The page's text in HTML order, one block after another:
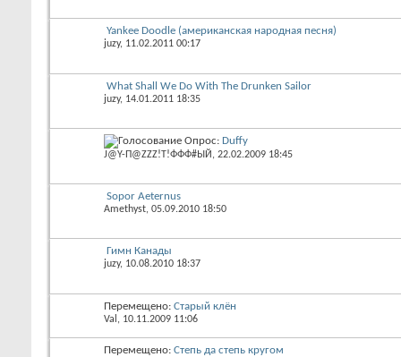
Yankee Doodle (американская народная песня)
juzy, 11.02.2011 00:17
What Shall We Do With The Drunken Sailor
juzy, 14.01.2011 18:35
Опрос: Duffy
J@Y-П@ZZZ!T!ФФФ#ЫЙ , 22.02.2009 18:45
Sopor Aeternus
Amethyst, 05.09.2010 18:50
Гимн Канады
juzy, 10.08.2010 18:37
Перемещено: Старый клён
Val , 10.11.2009 11:06
Перемещено: Степь да степь кругом